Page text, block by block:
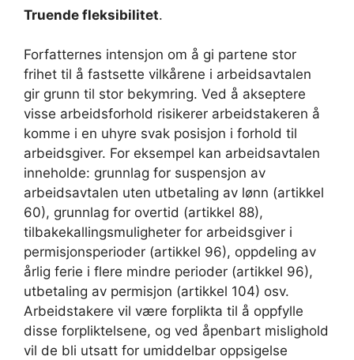
Truende fleksibilitet.
Forfatternes intensjon om å gi partene stor
frihet til å fastsette vilkårene i arbeidsavtalen
gir grunn til stor bekymring. Ved å akseptere
visse arbeidsforhold risikerer arbeidstakeren å
komme i en uhyre svak posisjon i forhold til
arbeidsgiver. For eksempel kan arbeidsavtalen
inneholde: grunnlag for suspensjon av
arbeidsavtalen uten utbetaling av lønn (artikkel
60), grunnlag for overtid (artikkel 88),
tilbakekallingsmuligheter for arbeidsgiver i
permisjonsperioder (artikkel 96), oppdeling av
årlig ferie i flere mindre perioder (artikkel 96),
utbetaling av permisjon (artikkel 104) osv.
Arbeidstakere vil være forplikta til å oppfylle
disse forpliktelsene, og ved åpenbart mislighold
vil de bli utsatt for umiddelbar oppsigelse